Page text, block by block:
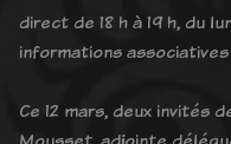
direct de 18 h à 19 h, du
informations
Ce 12 mars, deux invités